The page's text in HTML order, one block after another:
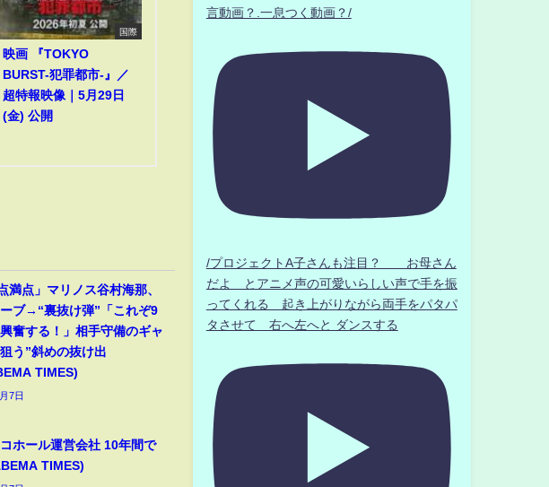
国際
映画 『TOKYO
BURST-犯罪都市-』／
超特報映像｜5月29日
(金) 公開
満点」マリノス谷村海那、
ブ→“裏抜け弾”「これぞ9
奮する！」相手守備のギャ
う”斜めの抜け出
TIMES)
7日
ホール運営会社 10年間で
TIMES)
言動画？.一息つく動画？/
/プロジェクトA子さんも注目？ お母さん
だよ とアニメ声の可愛いらしい声で手を振
ってくれる 起き上がりながら両手をパタパ
タさせて 右へ左へと ダンスする